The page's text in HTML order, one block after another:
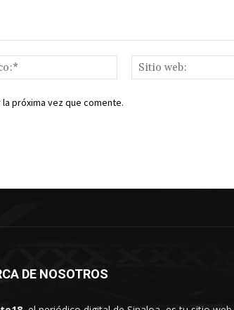
Correo
electrónico:*
próxima vez que comente.
DE NOSOTROS